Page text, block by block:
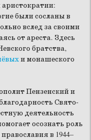
были сосланы в
вслед за своими
от ареста. Здесь
братства,
и монашеского
Пензенский и
Свято-
деятельность
осознать роль
в 1944–